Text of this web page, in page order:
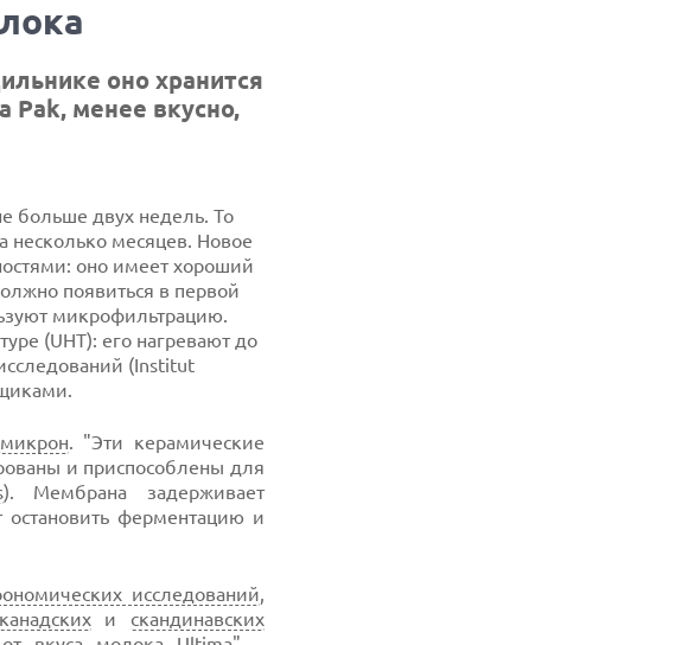
оно хранится
Pak, менее вкусно,
больше двух недель. То
несколько месяцев. Новое
оно имеет хороший
появиться в первой
микрофильтрацию.
(UHT): его нагревают до
(Institut
микрон. "Эти керамические
и приспособлены для
). Мембрана задерживает
ферментацию и
исследований,
канадскихи скандинавских